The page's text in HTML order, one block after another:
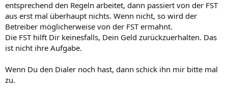
entsprechend den Regeln arbeitet, dann passiert von der FST
aus erst mal überhaupt nichts. Wenn nicht, so wird der
Betreiber möglicherweise von der FST ermahnt.
Die FST hilft Dir keinesfalls, Dein Geld zurückzuerhalten. Das
ist nicht ihre Aufgabe.
Wenn Du den Dialer noch hast, dann schick ihn mir bitte mal
zu.